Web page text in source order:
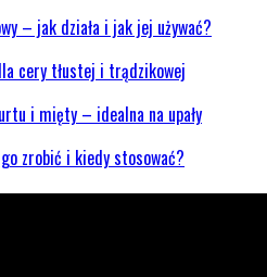
– jak działa i jak jej używać?
cery tłustej i trądzikowej
i mięty – idealna na upały
zrobić i kiedy stosować?